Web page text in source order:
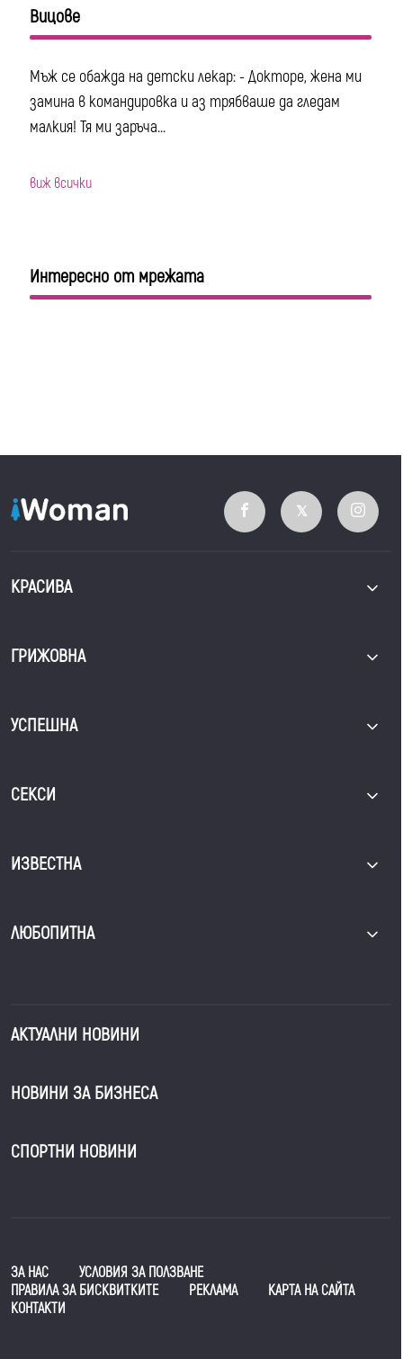
Вицове
Мъж се обажда на детски лекар: - Докторе, жена ми
замина в командировка и аз трябваше да гледам
малкия! Тя ми заръча...
виж всички
Интересно от мрежата
КРАСИВА
ГРИЖОВНА
УСПЕШНА
СЕКСИ
ИЗВЕСТНА
ЛЮБОПИТНА
АКТУАЛНИ НОВИНИ
НОВИНИ ЗА БИЗНЕСА
СПОРТНИ НОВИНИ
ЗА НАС
УСЛОВИЯ ЗА ПОЛЗВАНЕ
ПРАВИЛА ЗА БИСКВИТКИТЕ
РЕКЛАМА
КАРТА НА САЙТА
КОНТАКТИ